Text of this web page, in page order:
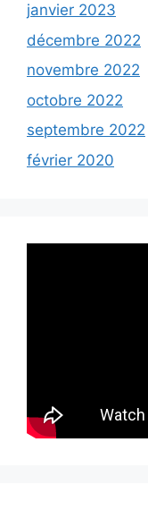
janvier 2023
décembre 2022
novembre 2022
octobre 2022
septembre 2022
février 2020